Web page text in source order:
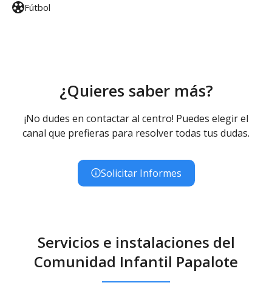
Fútbol
¿Quieres saber más?
¡No dudes en contactar al centro! Puedes elegir el
canal que prefieras para resolver todas tus dudas.
Solicitar Informes
Servicios e instalaciones del
Comunidad Infantil Papalote